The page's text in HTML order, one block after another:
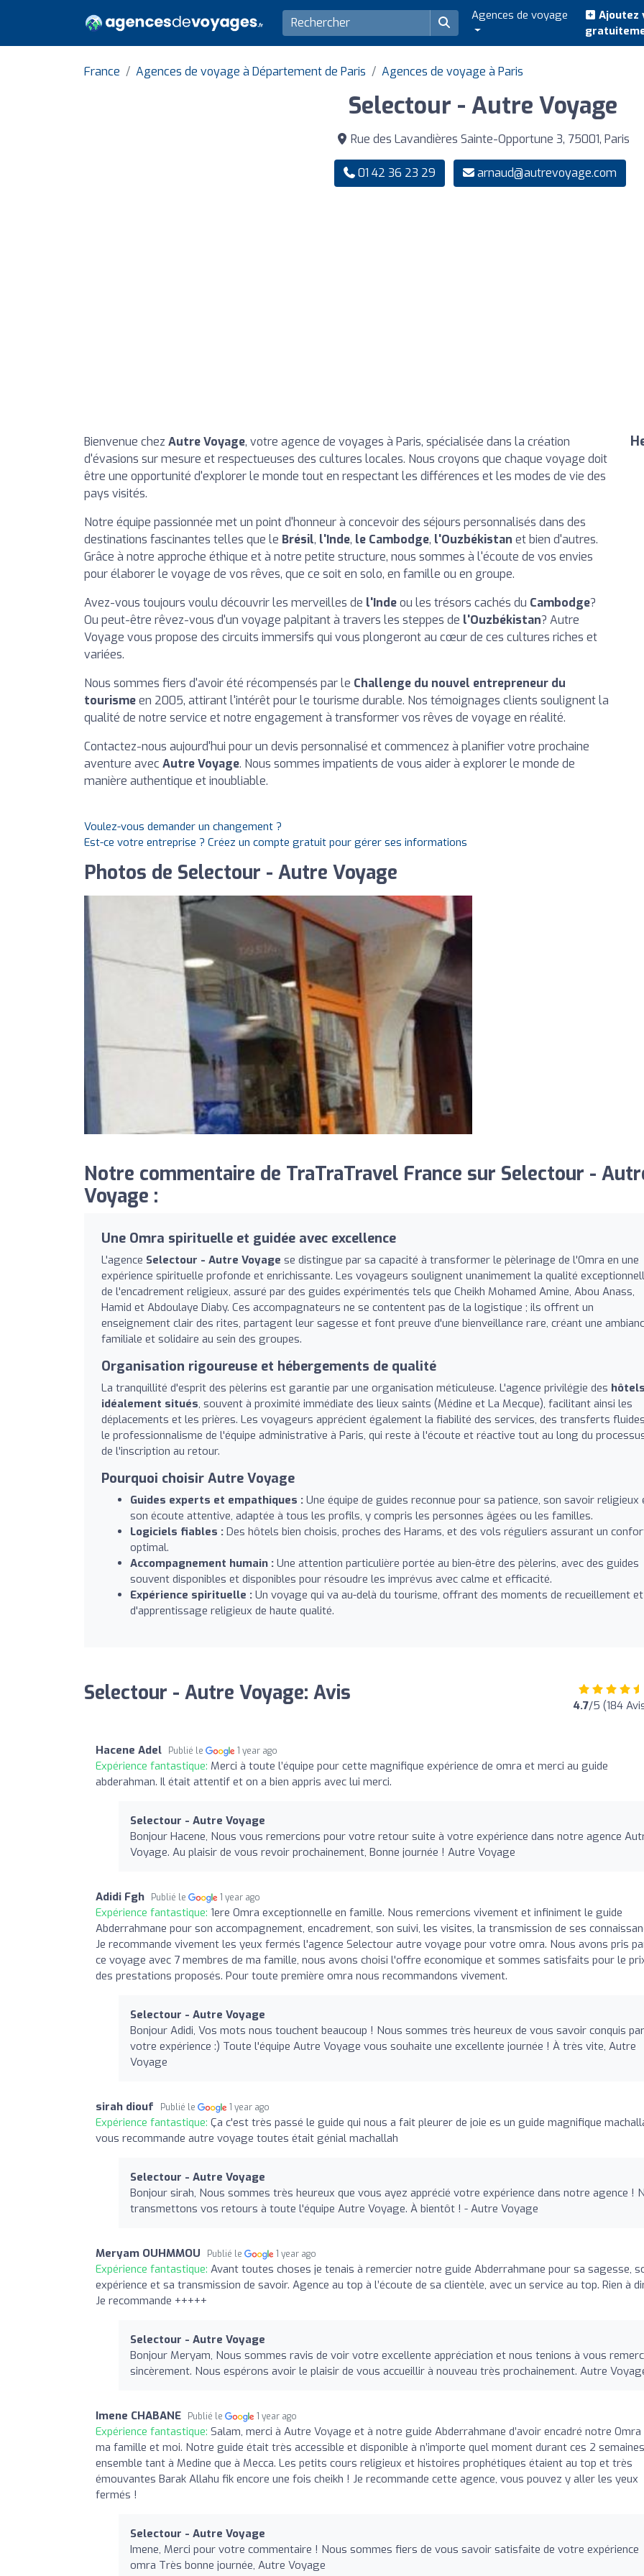
Agences de voyage
Ajoutez
France Agences de voyage à Département de Paris Agences de voyage à Paris
Selectour - Autre Voyage
Rue des Lavandières Sainte-Opportune 3, 75001, Paris
01 42 36 23 29 arnaud@autrevoyage.com
Bienvenue chez Autre Voyage, votre agence de voyages à Paris, spécialisée dans la création
d'évasions sur mesure et respectueuses des cultures locales. Nous croyons que chaque voyage doit
être une opportunité d'explorer le monde tout en respectant les différences et les modes de vie des
pays visités.
Notre équipe passionnée met un point d'honneur à concevoir des séjours personnalisés dans des
destinations fascinantes telles que le Brésil, l'Inde, le Cambodge, l'Ouzbékistan et bien d'autres.
Grâce à notre approche éthique et à notre petite structure, nous sommes à l'écoute de vos envies
pour élaborer le voyage de vos rêves, que ce soit en solo, en famille ou en groupe.
Avez-vous toujours voulu découvrir les merveilles de l'Indeou les trésors cachés du Cambodge?
Ou peut-être rêvez-vous d'un voyage palpitant à travers les steppes de l'Ouzbékistan? Autre
Voyage vous propose des circuits immersifs qui vous plongeront au cœur de ces cultures riches et
variées.
Nous sommes fiers d'avoir été récompensés par le Challenge du nouvel entrepreneur du
tourismeen 2005, attirant l'intérêt pour le tourisme durable. Nos témoignages clients soulignent la
qualité de notre service et notre engagement à transformer vos rêves de voyage en réalité.
Contactez-nous aujourd'hui pour un devis personnalisé et commencez à planifier votre prochaine
aventure avecAutre Voyage. Nous sommes impatients de vous aider à explorer le monde de
manière authentique et inoubliable.
Voulez-vous demander un changement ?
Est-ce votre entreprise ? Créez un compte gratuit pour gérer ses informations
Photos de Selectour - Autre Voyage
Notre commentaire de TraTraTravel France sur Selectour -
Voyage :
Une Omra spirituelle et guidée avec excellence
L'agence Selectour - Autre Voyage se distingue par sa capacité à transformer le pèlerinage de l'Omra en une
expérience spirituelle profonde et enrichissante. Les voyageurs soulignent unanimement la qualité
de l'encadrement religieux, assuré par des guides expérimentés tels que Cheikh Mohamed Amine, Abou Anass,
Hamid et Abdoulaye Diaby. Ces accompagnateurs ne se contentent pas de la logistique ; ils offrent un
enseignement clair des rites, partagent leur sagesse et font preuve d'une bienveillance rare, créant une
familiale et solidaire au sein des groupes.
Organisation rigoureuse et hébergements de qualité
La tranquillité d'esprit des pèlerins est garantie par une organisation méticuleuse. L'agence privilégie des
idéalement situés, souvent à proximité immédiate des lieux saints (Médine et La Mecque), facilitant ainsi les
déplacements et les prières. Les voyageurs apprécient également la fiabilité des services, des transferts
le professionnalisme de l'équipe administrative à Paris, qui reste à l'écoute et réactive tout au long du
de l'inscription au retour.
Pourquoi choisir Autre Voyage
Guides experts et empathiques : Une équipe de guides reconnue pour sa patience, son savoir religieux
son écoute attentive, adaptée à tous les profils, y compris les personnes âgées ou les familles.
Logiciels fiables : Des hôtels bien choisis, proches des Harams, et des vols réguliers assurant un
optimal.
Accompagnement humain : Une attention particulière portée au bien-être des pèlerins, avec des guides
souvent disponibles et disponibles pour résoudre les imprévus avec calme et efficacité.
Expérience spirituelle : Un voyage qui va au-delà du tourisme, offrant des moments de recueillement et
d'apprentissage religieux de haute qualité.
Selectour - Autre Voyage: Avis 4.7/5 (184
Hacene Adel Publié le 1 year ago
Expérience fantastique: Merci à toute l’équipe pour cette magnifique expérience de omra et merci au guide
abderahman. Il était attentif et on a bien appris avec lui merci.
Selectour - Autre Voyage
Bonjour Hacene, Nous vous remercions pour votre retour suite à votre expérience dans notre agence
Voyage. Au plaisir de vous revoir prochainement, Bonne journée ! Autre Voyage
Adidi Fgh Publié le 1 year ago
Expérience fantastique: 1ere Omra exceptionnelle en famille. Nous remercions vivement et infiniment le guide
Abderrahmane pour son accompagnement, encadrement, son suivi, les visites, la transmission de ses
Je recommande vivement les yeux fermés l'agence Selectour autre voyage pour votre omra. Nous avons pris
ce voyage avec 7 membres de ma famille, nous avons choisi l'offre economique et sommes satisfaits pour le
des prestations proposés. Pour toute première omra nous recommandons vivement.
Selectour - Autre Voyage
Bonjour Adidi, Vos mots nous touchent beaucoup ! Nous sommes très heureux de vous savoir conquis par
votre expérience :) Toute l'équipe Autre Voyage vous souhaite une excellente journée ! À très vite, Autre
Voyage
sirah diouf Publié le 1 year ago
Expérience fantastique: Ça c'est très passé le guide qui nous a fait pleurer de joie es un guide magnifique
vous recommande autre voyage toutes était génial machallah
Selectour - Autre Voyage
Bonjour sirah, Nous sommes très heureux que vous ayez apprécié votre expérience dans notre agence !
transmettons vos retours à toute l'équipe Autre Voyage. À bientôt ! - Autre Voyage
Meryam OUHMMOU Publié le 1 year ago
Expérience fantastique: Avant toutes choses je tenais à remercier notre guide Abderrahmane pour sa sagesse,
expérience et sa transmission de savoir. Agence au top à l’écoute de sa clientèle, avec un service au top. Rien à
Je recommande +++++
Selectour - Autre Voyage
Bonjour Meryam, Nous sommes ravis de voir votre excellente appréciation et nous tenions à vous
sincèrement. Nous espérons avoir le plaisir de vous accueillir à nouveau très prochainement. Autre
Imene CHABANE Publié le 1 year ago
Expérience fantastique: Salam, merci à Autre Voyage et à notre guide Abderrahmane d’avoir encadré notre Omra
ma famille et moi. Notre guide était très accessible et disponible à n’importe quel moment durant ces 2 semaines
ensemble tant à Medine que à Mecca. Les petits cours religieux et histoires prophétiques étaient au top et très
émouvantes Barak Allahu fik encore une fois cheikh ! Je recommande cette agence, vous pouvez y aller les yeux
fermés !
Selectour - Autre Voyage
Imene, Merci pour votre commentaire ! Nous sommes fiers de vous savoir satisfaite de votre expérience
omra Très bonne journée, Autre Voyage